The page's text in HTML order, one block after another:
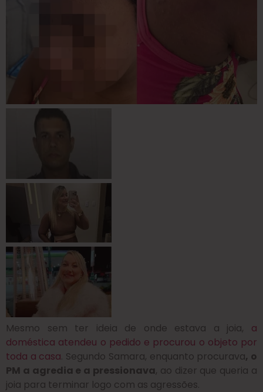
Mesmo sem ter ideia de onde estava a joia, a
doméstica atendeu o pedido e procurou o objeto por
toda a casa. Segundo Samara, enquanto procurava, o
PM a agredia e a pressionava, ao dizer que queria a
joia para terminar logo com as agressões.